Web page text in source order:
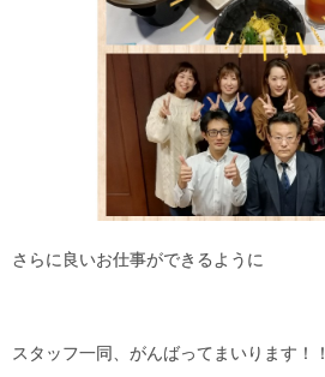
さらに良いお仕事ができるように
スタッフ一同、がんばってまいります！！